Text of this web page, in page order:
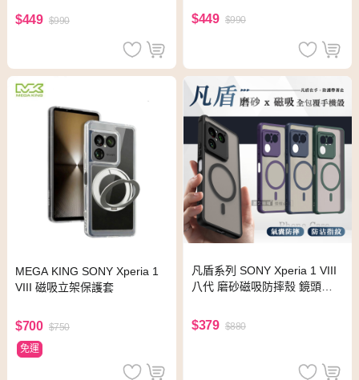
$449 $990 $449 $990
MEGA KING SONY Xperia 1
VIII 磁吸立架保護套
$700 $750
免運
凡盾系列 SONY Xperia 1 VIII
八代 磨砂磁吸防摔殼 鏡頭全
$379 $880